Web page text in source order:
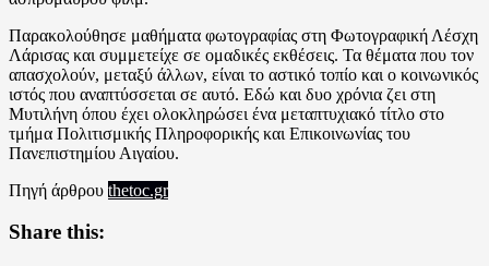
Παρακολούθησε μαθήματα φωτογραφίας στη Φωτογραφική Λέσχη
Λάρισας και συμμετείχε σε ομαδικές εκθέσεις. Τα θέματα που τον
απασχολούν, μεταξύ άλλων, είναι το αστικό τοπίο και ο κοινωνικός
ιστός που αναπτύσσεται σε αυτό. Εδώ και δυο χρόνια ζει στη
Μυτιλήνη όπου έχει ολοκληρώσει ένα μεταπτυχιακό τίτλο στο
τμήμα Πολιτισμικής Πληροφορικής και Επικοινωνίας του
Πανεπιστημίου Αιγαίου.
Πηγή άρθρου thetoc.gr
Share this: